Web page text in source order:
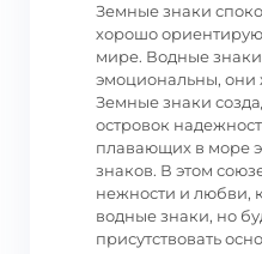
Земные знаки
хорошо
мире. Водные знаки
эмоциональны, они
Земные знаки
островок
плавающих в море
знаков. В этом
нежности и любви,
водные знаки, но
присутствовать